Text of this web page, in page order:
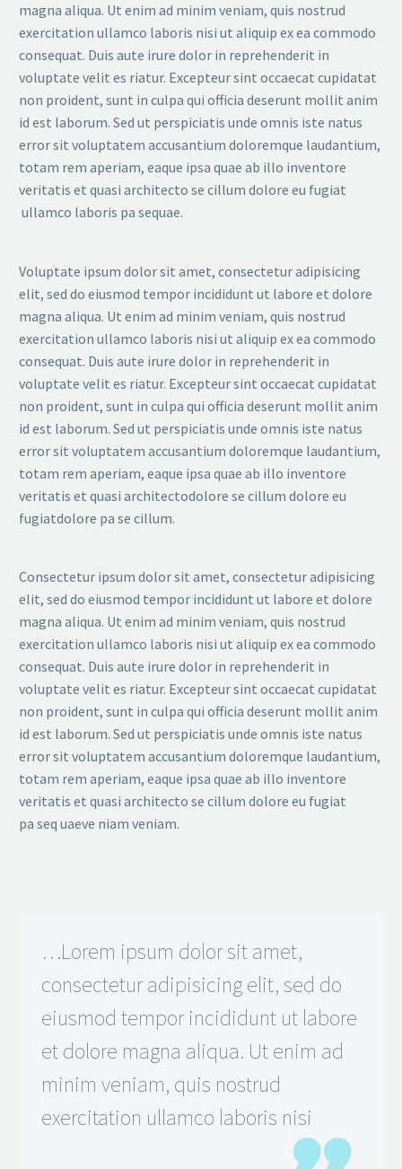
magna aliqua. Ut enim ad minim veniam, quis nostrud
exercitation ullamco laboris nisi ut aliquip ex ea commodo
consequat. Duis aute irure dolor in reprehenderit in
voluptate velit es riatur. Excepteur sint occaecat cupidatat
non proident, sunt in culpa qui officia deserunt mollit anim
id est laborum. Sed ut perspiciatis unde omnis iste natus
error sit voluptatem accusantium doloremque laudantium,
totam rem aperiam, eaque ipsa quae ab illo inventore
veritatis et quasi architecto se cillum dolore eu fugiat
ullamco laboris pa sequae.
Voluptate ipsum dolor sit amet, consectetur adipisicing
elit, sed do eiusmod tempor incididunt ut labore et dolore
magna aliqua. Ut enim ad minim veniam, quis nostrud
exercitation ullamco laboris nisi ut aliquip ex ea commodo
consequat. Duis aute irure dolor in reprehenderit in
voluptate velit es riatur. Excepteur sint occaecat cupidatat
non proident, sunt in culpa qui officia deserunt mollit anim
id est laborum. Sed ut perspiciatis unde omnis iste natus
error sit voluptatem accusantium doloremque laudantium,
totam rem aperiam, eaque ipsa quae ab illo inventore
veritatis et quasi architectodolore se cillum dolore eu
fugiatdolore pa se cillum.
Consectetur ipsum dolor sit amet, consectetur adipisicing
elit, sed do eiusmod tempor incididunt ut labore et dolore
magna aliqua. Ut enim ad minim veniam, quis nostrud
exercitation ullamco laboris nisi ut aliquip ex ea commodo
consequat. Duis aute irure dolor in reprehenderit in
voluptate velit es riatur. Excepteur sint occaecat cupidatat
non proident, sunt in culpa qui officia deserunt mollit anim
id est laborum. Sed ut perspiciatis unde omnis iste natus
error sit voluptatem accusantium doloremque laudantium,
totam rem aperiam, eaque ipsa quae ab illo inventore
veritatis et quasi architecto se cillum dolore eu fugiat
pa seq uaeve niam veniam.
…Lorem ipsum dolor sit amet,
consectetur adipisicing elit, sed do
eiusmod tempor incididunt ut labore
et dolore magna aliqua. Ut enim ad
minim veniam, quis nostrud
exercitation ullamco laboris nisi